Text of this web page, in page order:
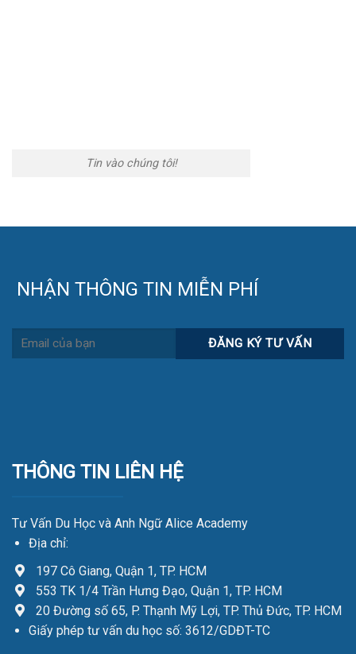
Tin vào chúng tôi!
NHẬN THÔNG TIN MIỄN PHÍ
THÔNG TIN LIÊN HỆ
Tư Vấn Du Học và Anh Ngữ Alice Academy
Địa chỉ:
197 Cô Giang, Quận 1, TP. HCM
553 TK 1/4 Trần Hưng Đạo, Quận 1, TP. HCM
20 Đường số 65, P. Thạnh Mỹ Lợi, TP. Thủ Đức, TP. HCM
Giấy phép tư vấn du học số: 3612/GDĐT-TC